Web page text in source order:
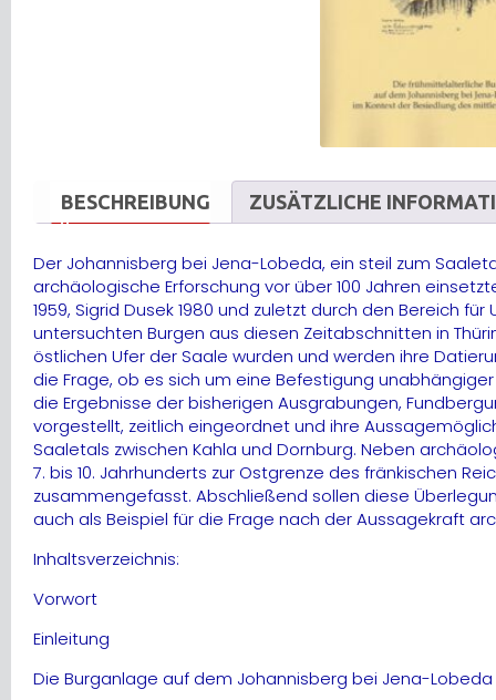
BESCHREIBUNG ZUSÄTZLICHE
Der Johannisberg bei Jena-Lobeda, ein steil zum
archäologische Erforschung vor über 100 Jahren
1959, Sigrid Dusek 1980 und zuletzt durch den Bereich
untersuchten Burgen aus diesen Zeitabschnitten in
östlichen Ufer der Saale wurden und werden ihre
die Frage, ob es sich um eine Befestigung
die Ergebnisse der bisherigen Ausgrabungen,
vorgestellt, zeitlich eingeordnet und ihre
Saaletals zwischen Kahla und Dornburg. Neben
7. bis 10. Jahrhunderts zur Ostgrenze des fränkischen
zusammengefasst. Abschließend sollen diese
auch als Beispiel für die Frage nach der Aussagekraft
Inhaltsverzeichnis:
Vorwort
Einleitung
Die Burganlage auf dem Johannisberg bei Jena-Lobeda